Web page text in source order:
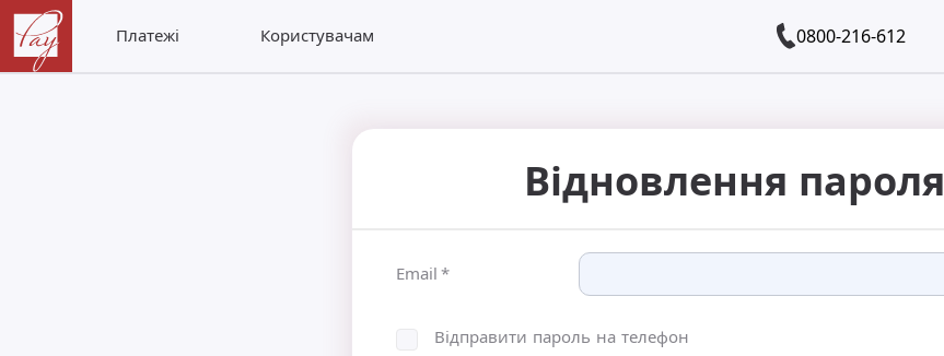
Платежі Користувачам 0800-216-612
Відновлення пароля
Email *
Відправити пароль на телефон